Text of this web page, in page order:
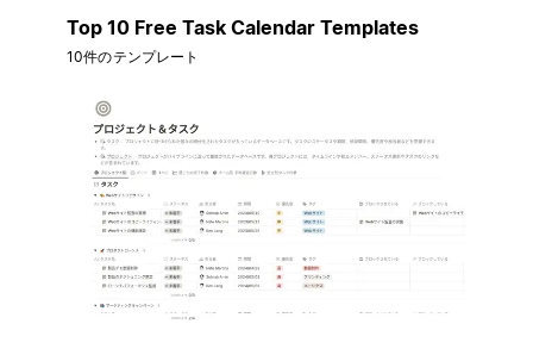
Top 10 Free Task Calendar Templates
10件のテンプレート